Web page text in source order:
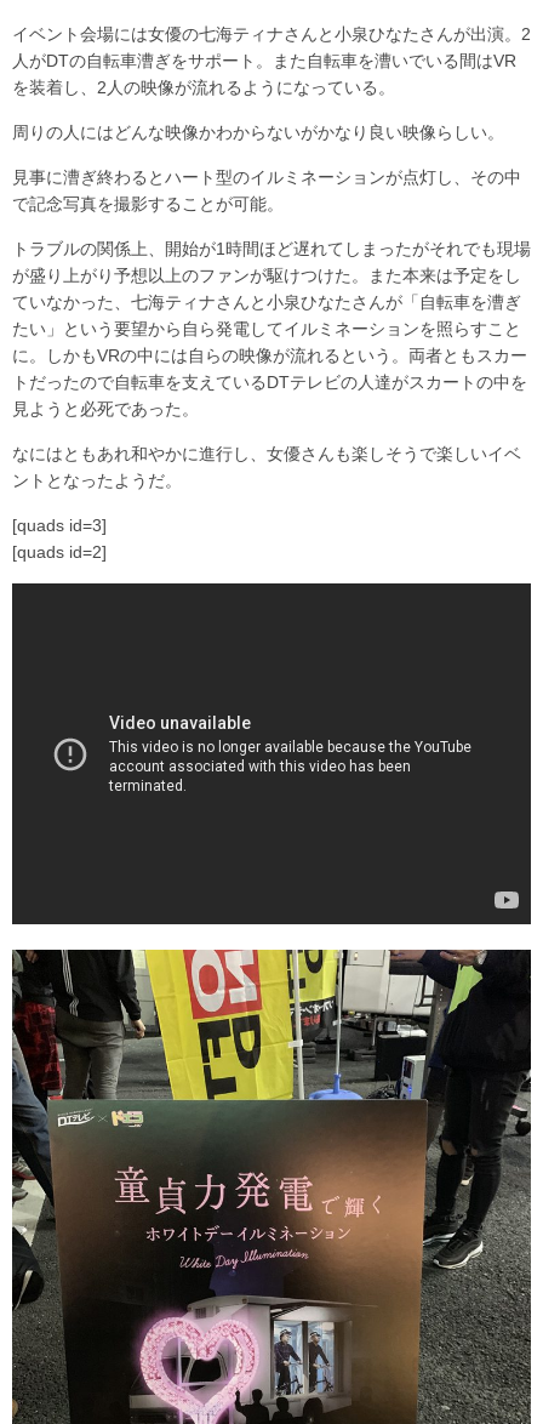
イベント会場には女優の七海ティナさんと小泉ひなたさんが出演。2
人がDTの自転車漕ぎをサポート。また自転車を漕いでいる間はVR
を装着し、2人の映像が流れるようになっている。
周りの人にはどんな映像かわからないがかなり良い映像らしい。
見事に漕ぎ終わるとハート型のイルミネーションが点灯し、その中
で記念写真を撮影することが可能。
トラブルの関係上、開始が1時間ほど遅れてしまったがそれでも現場
が盛り上がり予想以上のファンが駆けつけた。また本来は予定をし
ていなかった、七海ティナさんと小泉ひなたさんが「自転車を漕ぎ
たい」という要望から自ら発電してイルミネーションを照らすこと
に。しかもVRの中には自らの映像が流れるという。両者ともスカー
トだったので自転車を支えているDTテレビの人達がスカートの中を
見ようと必死であった。
なにはともあれ和やかに進行し、女優さんも楽しそうで楽しいイベ
ントとなったようだ。
[quads id=3]
[quads id=2]